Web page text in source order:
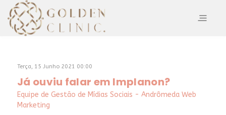
Terça, 15 Junho 2021 00:00
Já ouviu falar em Implanon?
Equipe de Gestão de Mídias Sociais - Andrômeda Web
Marketing